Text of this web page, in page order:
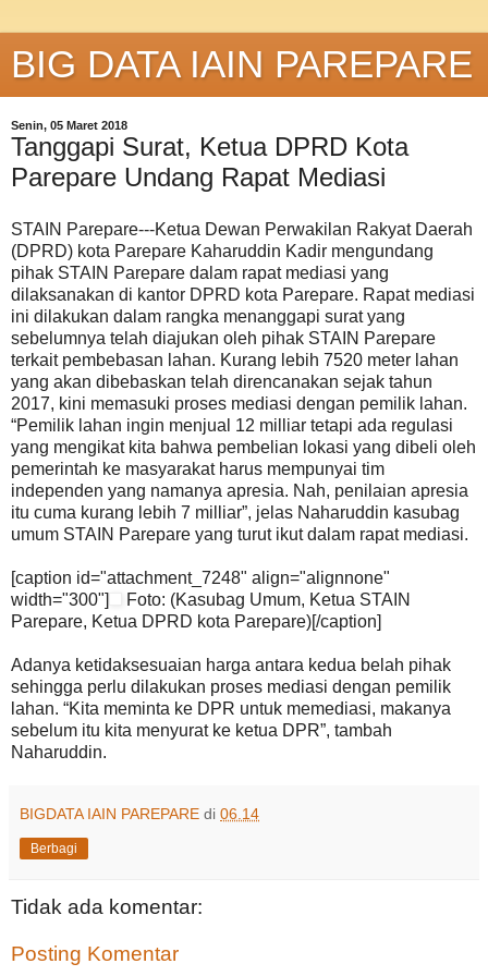
BIG DATA IAIN PAREPARE
Senin, 05 Maret 2018
Tanggapi Surat, Ketua DPRD Kota
Parepare Undang Rapat Mediasi
STAIN Parepare---Ketua Dewan Perwakilan Rakyat Daerah
(DPRD) kota Parepare Kaharuddin Kadir mengundang
pihak STAIN Parepare dalam rapat mediasi yang
dilaksanakan di kantor DPRD kota Parepare. Rapat mediasi
ini dilakukan dalam rangka menanggapi surat yang
sebelumnya telah diajukan oleh pihak STAIN Parepare
terkait pembebasan lahan. Kurang lebih 7520 meter lahan
yang akan dibebaskan telah direncanakan sejak tahun
2017, kini memasuki proses mediasi dengan pemilik lahan.
“Pemilik lahan ingin menjual 12 milliar tetapi ada regulasi
yang mengikat kita bahwa pembelian lokasi yang dibeli oleh
pemerintah ke masyarakat harus mempunyai tim
independen yang namanya apresia. Nah, penilaian apresia
itu cuma kurang lebih 7 milliar”, jelas Naharuddin kasubag
umum STAIN Parepare yang turut ikut dalam rapat mediasi.
[caption id="attachment_7248" align="alignnone"
width="300"]
Foto: (Kasubag Umum, Ketua STAIN
Parepare, Ketua DPRD kota Parepare)[/caption]
Adanya ketidaksesuaian harga antara kedua belah pihak
sehingga perlu dilakukan proses mediasi dengan pemilik
lahan. “Kita meminta ke DPR untuk memediasi, makanya
sebelum itu kita menyurat ke ketua DPR”, tambah
Naharuddin.
BIGDATA IAIN PAREPARE di 06.14
Berbagi
Tidak ada komentar:
Posting Komentar